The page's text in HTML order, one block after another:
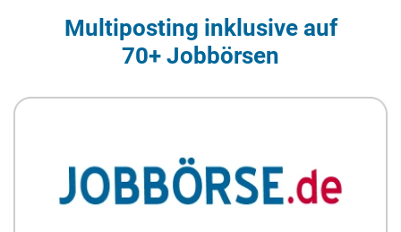
Multiposting inklusive auf
70+ Jobbörsen